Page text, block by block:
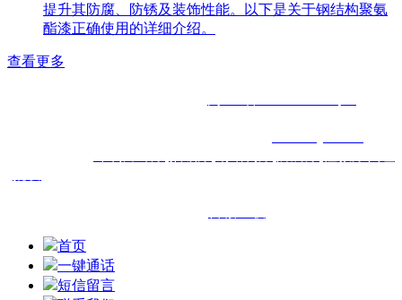
提升其防腐、防锈及装饰性能。以下是关于钢结构聚氨
酯漆正确使用的详细介绍。
查看更多
首页
一键通话
短信留言